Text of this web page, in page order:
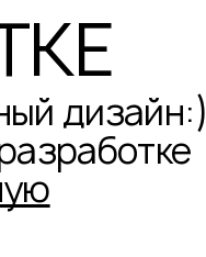
дизайн:)